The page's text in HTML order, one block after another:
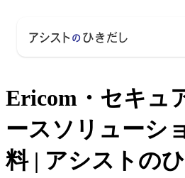
Ericom・セキュ
ースソリューシ
料 | アシストの